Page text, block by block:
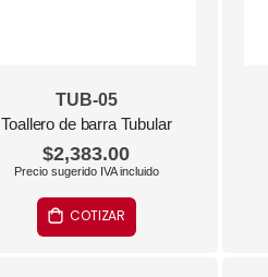
TUB-05
Toallero de barra Tubular
$2,383.00
COTIZAR